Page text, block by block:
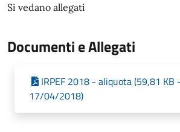
Si vedano allegati
Documenti e Allegati
IRPEF 2018 - aliquota (59,81 KB
17/04/2018)